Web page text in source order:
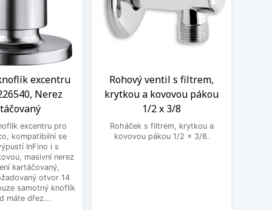
excentru
Nerez
excentru pro
kompatibilní se
InFino i s
masivní nerez
kartáčovaný,
otvor 14
samotný knoflík
máte dřez...
Rohový ventil s filtrem,
krytkou a kovovou pákou
1/2 x 3/8
Roháček s filtrem, krytkou a
kovovou pákou 1/2 x 3/8.